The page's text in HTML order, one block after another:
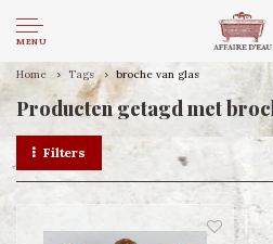
MENU
Home Tags broche van glas
Producten getagd met
Filters